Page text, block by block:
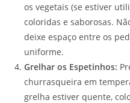
os vegetais (se estiver
coloridas e saborosas.
deixe espaço entre os
uniforme.
Grelhar os Espetinhos:
churrasqueira em
grelha estiver quente,